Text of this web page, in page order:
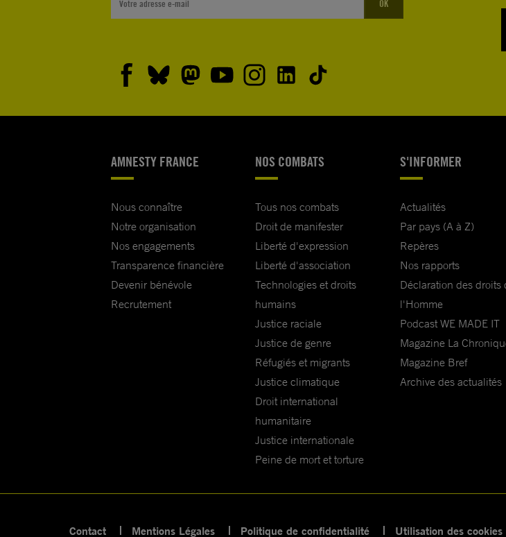
OK
AMNESTY FRANCE
Nous connaître
Notre organisation
Nos engagements
Transparence financière
Devenir bénévole
Recrutement
NOS COMBATS
Tous nos combats
Droit de manifester
Liberté d'expression
Liberté d'association
Technologies et droits
humains
Justice raciale
Justice de genre
Réfugiés et migrants
Justice climatique
Droit international
humanitaire
Justice internationale
Peine de mort et torture
S'INFORMER
Actualités
Par pays (A à Z)
Repères
Nos rapports
Déclaration des droits
l'Homme
Podcast WE MADE IT
Magazine La
Magazine Bref
Archive des actualités
Contact Mentions Légales Politique de confidentialité Utilisation des cookies